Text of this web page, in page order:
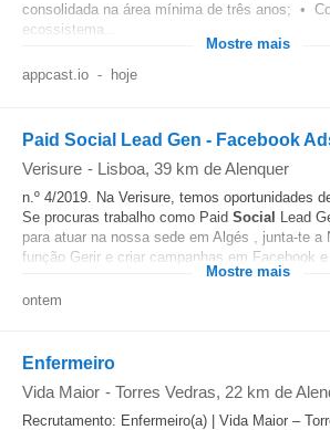
consolidada na área mínima de três anos; •
ecossistema...
Mostre mais
appcast.io - hoje
Paid Social Lead Gen - Facebook
Verisure - Lisboa, 39 km de Alenquer
n.º 4/2019. Na Verisure, temos oportunidades
Se procuras trabalho como Paid Social Lead
para atuar na nossa sede em Algés , junta-te a
função Gerir e criar campanhas em Facebook e
Mostre mais
ontem
Enfermeiro
Vida Maior - Torres Vedras, 22 km de
Recrutamento: Enfermeiro(a) | Vida Maior –